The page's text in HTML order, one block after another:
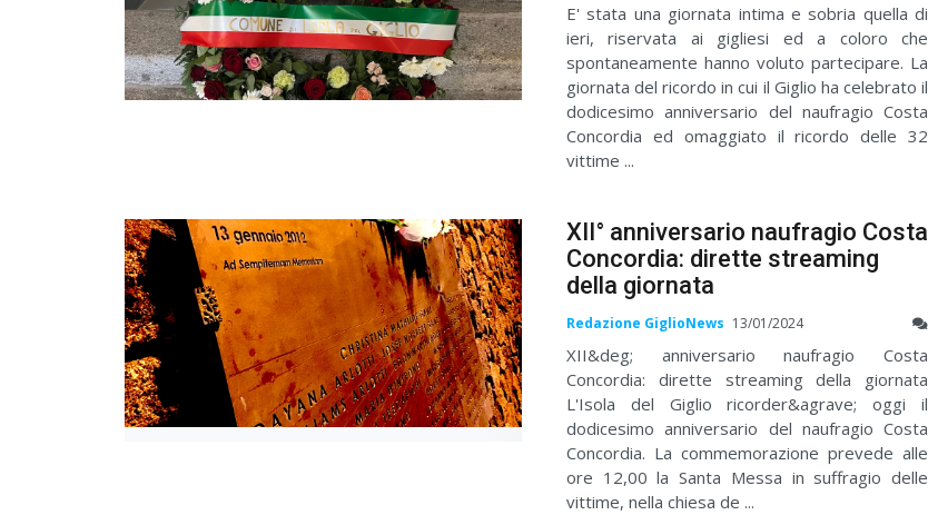
E' stata una giornata intima e sobria quella di
ieri, riservata ai gigliesi ed a coloro che
spontaneamente hanno voluto partecipare. La
giornata del ricordo in cui il Giglio ha celebrato il
dodicesimo anniversario del naufragio Costa
Concordia ed omaggiato il ricordo delle 32
vittime ...
XII° anniversario naufragio Costa
Concordia: dirette streaming
della giornata
Redazione GiglioNews 13/01/2024
XII&deg; anniversario naufragio Costa
Concordia: dirette streaming della giornata
L'Isola del Giglio ricorder&agrave; oggi il
dodicesimo anniversario del naufragio Costa
Concordia. La commemorazione prevede alle
ore 12,00 la Santa Messa in suffragio delle
vittime, nella chiesa de ...